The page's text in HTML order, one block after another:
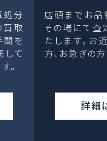
処分
取
間を
して
。
店頭までお品
その場にて査
たします。お
方、お急ぎの
詳細